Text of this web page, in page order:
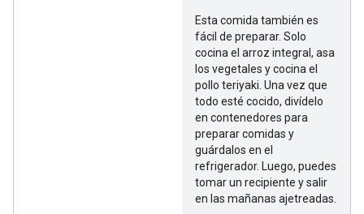
Esta comida también es
fácil de preparar. Solo
cocina el arroz integral, asa
los vegetales y cocina el
pollo teriyaki. Una vez que
todo esté cocido, divídelo
en contenedores para
preparar comidas y
guárdalos en el
refrigerador. Luego, puedes
tomar un recipiente y salir
en las mañanas ajetreadas.